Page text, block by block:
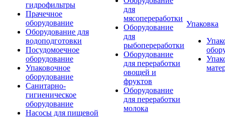
гидрофильтры
Прачечное
оборудование
Оборудование для
водоподготовки
Посудомоечное
оборудование
Упаковочное
оборудование
Санитарно-
гигиеническое
оборудование
Насосы для пищевой
для
мясопереработки
Оборудование
для
рыбопереработки
Оборудование
для переработки
овощей и
фруктов
Оборудование
для переработки
молока
Упаковка